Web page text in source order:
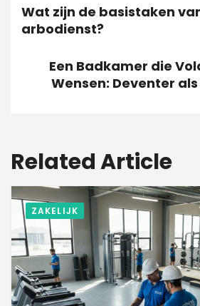
Wat zijn de basistaken
arbodienst?
Een Badkamer die
Wensen: Deventer
Related Article
ZAKELIJK